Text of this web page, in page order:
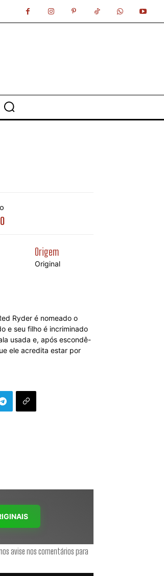
Origem
Original
Ryder é nomeado o
e seu filho é incriminado
usada e, após escondê-
ele acredita estar por
avise nos comentários para